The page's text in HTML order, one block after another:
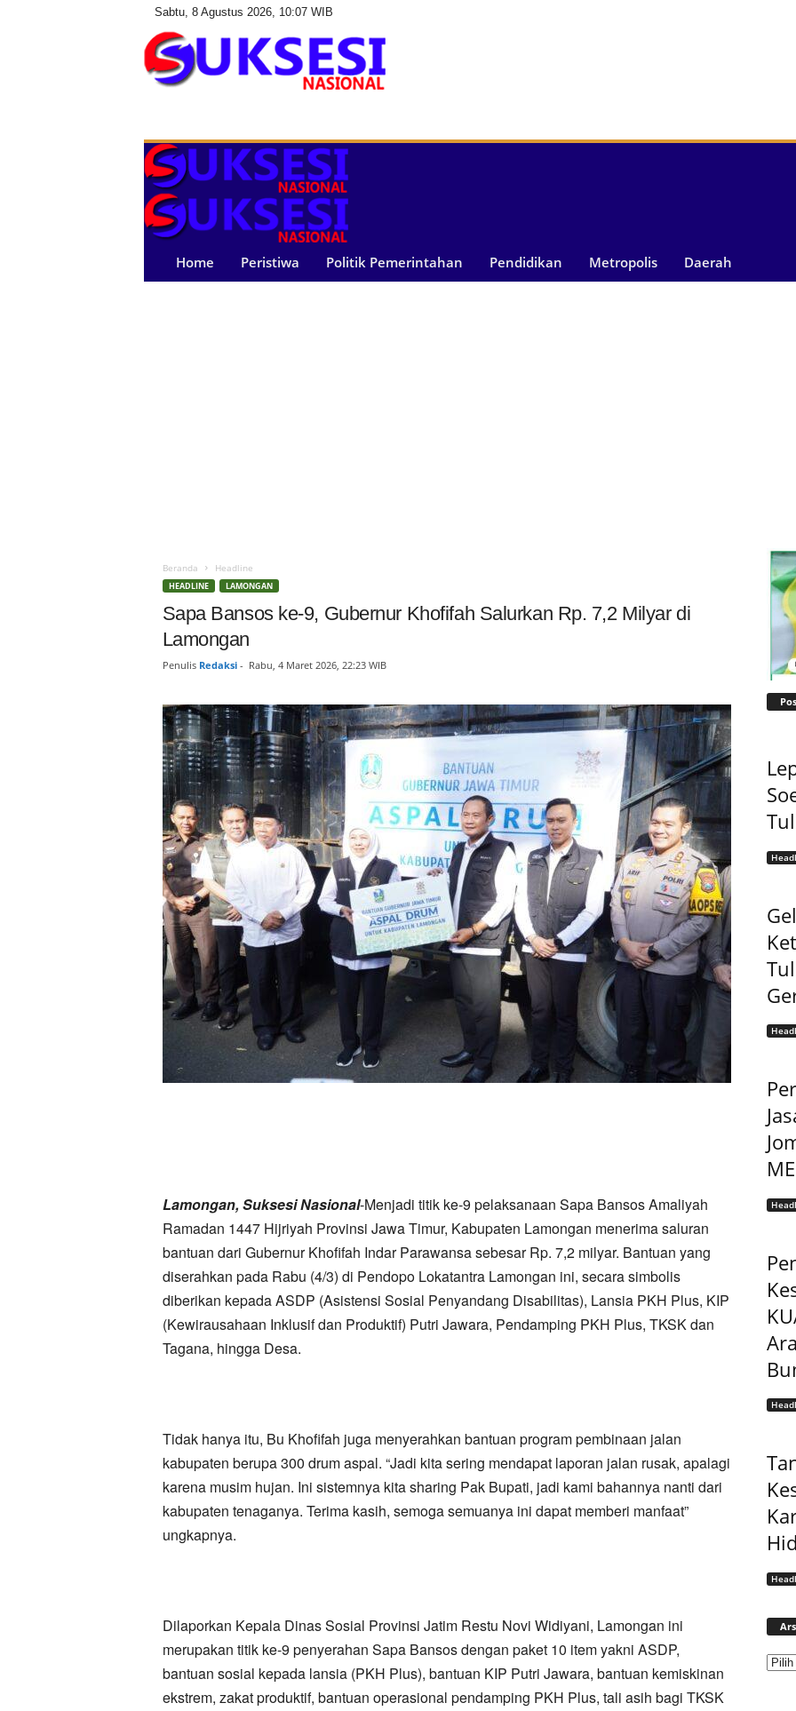
Sabtu, 8 Agustus 2026, 10:07 WIB
s
e
i
N
i
Home Peristiwa Politik Pemerintahan Pendidikan Metropolis Daerah
Beranda Headline
HEADLINE LAMONGAN
Sapa Bansos ke-9, Gubernur Khofifah Salurkan Rp. 7,2 Milyar di
Lamongan
Penulis Redaksi- Rabu, 4 Maret 2026, 22:23 WIB
Lamongan, Suksesi Nasional-Menjadi titik ke-9 pelaksanaan Sapa Bansos Amaliyah
Ramadan 1447 Hijriyah Provinsi Jawa Timur, Kabupaten Lamongan menerima saluran
bantuan dari Gubernur Khofifah Indar Parawansa sebesar Rp. 7,2 milyar. Bantuan yang
diserahkan pada Rabu (4/3) di Pendopo Lokatantra Lamongan ini, secara simbolis
diberikan kepada ASDP (Asistensi Sosial Penyandang Disabilitas), Lansia PKH Plus, KIP
(Kewirausahaan Inklusif dan Produktif) Putri Jawara, Pendamping PKH Plus, TKSK dan
Tagana, hingga Desa.
Tidak hanya itu, Bu Khofifah juga menyerahkan bantuan program pembinaan jalan
kabupaten berupa 300 drum aspal. “Jadi kita sering mendapat laporan jalan rusak, apalagi
karena musim hujan. Ini sistemnya kita sharing Pak Bupati, jadi kami bahannya nanti dari
kabupaten tenaganya. Terima kasih, semoga semuanya ini dapat memberi manfaat”
ungkapnya.
Dilaporkan Kepala Dinas Sosial Provinsi Jatim Restu Novi Widiyani, Lamongan ini
merupakan titik ke-9 penyerahan Sapa Bansos dengan paket 10 item yakni ASDP,
bantuan sosial kepada lansia (PKH Plus), bantuan KIP Putri Jawara, bantuan kemiskinan
ekstrem, zakat produktif, bantuan operasional pendamping PKH Plus, tali asih bagi TKSK